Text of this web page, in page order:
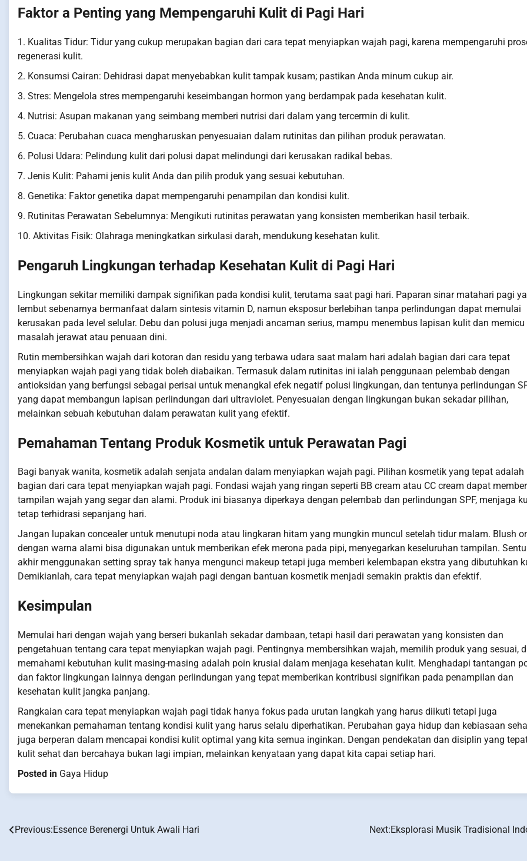
Faktor a Penting yang Mempengaruhi Kulit di Pagi Hari
1. Kualitas Tidur: Tidur yang cukup merupakan bagian dari cara tepat menyiapkan wajah pagi, karena mempengaruhi
regenerasi kulit.
2. Konsumsi Cairan: Dehidrasi dapat menyebabkan kulit tampak kusam; pastikan Anda minum cukup air.
3. Stres: Mengelola stres mempengaruhi keseimbangan hormon yang berdampak pada kesehatan kulit.
4. Nutrisi: Asupan makanan yang seimbang memberi nutrisi dari dalam yang tercermin di kulit.
5. Cuaca: Perubahan cuaca mengharuskan penyesuaian dalam rutinitas dan pilihan produk perawatan.
6. Polusi Udara: Pelindung kulit dari polusi dapat melindungi dari kerusakan radikal bebas.
7. Jenis Kulit: Pahami jenis kulit Anda dan pilih produk yang sesuai kebutuhan.
8. Genetika: Faktor genetika dapat mempengaruhi penampilan dan kondisi kulit.
9. Rutinitas Perawatan Sebelumnya: Mengikuti rutinitas perawatan yang konsisten memberikan hasil terbaik.
10. Aktivitas Fisik: Olahraga meningkatkan sirkulasi darah, mendukung kesehatan kulit.
Pengaruh Lingkungan terhadap Kesehatan Kulit di Pagi Hari
Lingkungan sekitar memiliki dampak signifikan pada kondisi kulit, terutama saat pagi hari. Paparan sinar matahari pagi
lembut sebenarnya bermanfaat dalam sintesis vitamin D, namun eksposur berlebihan tanpa perlindungan dapat memulai
kerusakan pada level selular. Debu dan polusi juga menjadi ancaman serius, mampu menembus lapisan kulit dan memicu
masalah jerawat atau penuaan dini.
Rutin membersihkan wajah dari kotoran dan residu yang terbawa udara saat malam hari adalah bagian dari cara tepat
menyiapkan wajah pagi yang tidak boleh diabaikan. Termasuk dalam rutinitas ini ialah penggunaan pelembab dengan
antioksidan yang berfungsi sebagai perisai untuk menangkal efek negatif polusi lingkungan, dan tentunya perlindungan
yang dapat membangun lapisan perlindungan dari ultraviolet. Penyesuaian dengan lingkungan bukan sekadar pilihan,
melainkan sebuah kebutuhan dalam perawatan kulit yang efektif.
Pemahaman Tentang Produk Kosmetik untuk Perawatan Pagi
Bagi banyak wanita, kosmetik adalah senjata andalan dalam menyiapkan wajah pagi. Pilihan kosmetik yang tepat adalah
bagian dari cara tepat menyiapkan wajah pagi. Fondasi wajah yang ringan seperti BB cream atau CC cream dapat
tampilan wajah yang segar dan alami. Produk ini biasanya diperkaya dengan pelembab dan perlindungan SPF, menjaga
tetap terhidrasi sepanjang hari.
Jangan lupakan concealer untuk menutupi noda atau lingkaran hitam yang mungkin muncul setelah tidur malam. Blush
dengan warna alami bisa digunakan untuk memberikan efek merona pada pipi, menyegarkan keseluruhan tampilan.
akhir menggunakan setting spray tak hanya mengunci makeup tetapi juga memberi kelembapan ekstra yang dibutuhkan
Demikianlah, cara tepat menyiapkan wajah pagi dengan bantuan kosmetik menjadi semakin praktis dan efektif.
Kesimpulan
Memulai hari dengan wajah yang berseri bukanlah sekadar dambaan, tetapi hasil dari perawatan yang konsisten dan
pengetahuan tentang cara tepat menyiapkan wajah pagi. Pentingnya membersihkan wajah, memilih produk yang sesuai,
memahami kebutuhan kulit masing-masing adalah poin krusial dalam menjaga kesehatan kulit. Menghadapi tantangan
dan faktor lingkungan lainnya dengan perlindungan yang tepat memberikan kontribusi signifikan pada penampilan dan
kesehatan kulit jangka panjang.
Rangkaian cara tepat menyiapkan wajah pagi tidak hanya fokus pada urutan langkah yang harus diikuti tetapi juga
menekankan pemahaman tentang kondisi kulit yang harus selalu diperhatikan. Perubahan gaya hidup dan kebiasaan
juga berperan dalam mencapai kondisi kulit optimal yang kita semua inginkan. Dengan pendekatan dan disiplin yang
kulit sehat dan bercahaya bukan lagi impian, melainkan kenyataan yang dapat kita capai setiap hari.
Posted in Gaya Hidup
Post
Previous:Essence Berenergi Untuk Awali Hari Next:Eksplorasi Musik Tradisional